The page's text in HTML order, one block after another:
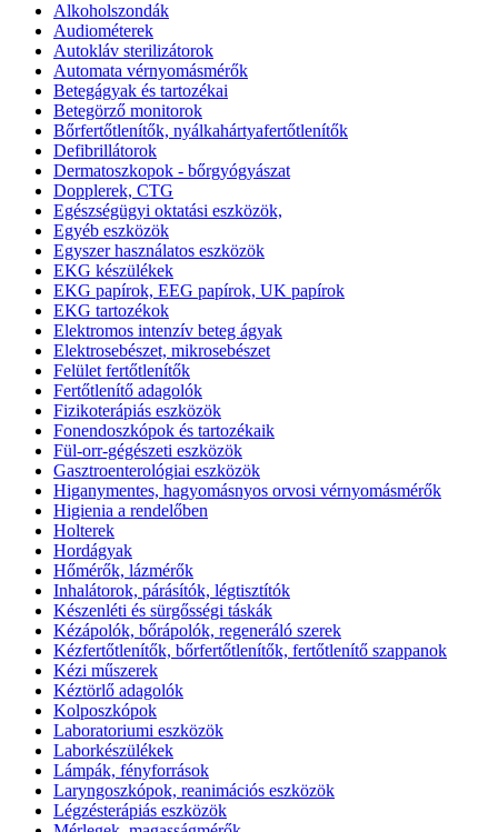
Alkoholszondák
Audiométerek
Autokláv sterilizátorok
Automata vérnyomásmérők
Betegágyak és tartozékai
Betegörző monitorok
Bőrfertőtlenítők, nyálkahártyafertőtlenítők
Defibrillátorok
Dermatoszkopok - bőrgyógyászat
Dopplerek, CTG
Egészségügyi oktatási eszközök,
Egyéb eszközök
Egyszer használatos eszközök
EKG készülékek
EKG papírok, EEG papírok, UK papírok
EKG tartozékok
Elektromos intenzív beteg ágyak
Elektrosebészet, mikrosebészet
Felület fertőtlenítők
Fertőtlenítő adagolók
Fizikoterápiás eszközök
Fonendoszkópok és tartozékaik
Fül-orr-gégészeti eszközök
Gasztroenterológiai eszközök
Higanymentes, hagyomásnyos orvosi vérnyomásmérők
Higienia a rendelőben
Holterek
Hordágyak
Hőmérők, lázmérők
Inhalátorok, párásítók, légtisztítók
Készenléti és sürgősségi táskák
Kézápolók, bőrápolók, regeneráló szerek
Kézfertőtlenítők, bőrfertőtlenítők, fertőtlenítő szappanok
Kézi műszerek
Kéztörlő adagolók
Kolposzkópok
Laboratoriumi eszközök
Laborkészülékek
Lámpák, fényforrások
Laryngoszkópok, reanimációs eszközök
Légzésterápiás eszközök